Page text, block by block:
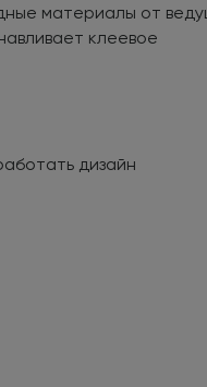
материалы от
клеевое
дизайн